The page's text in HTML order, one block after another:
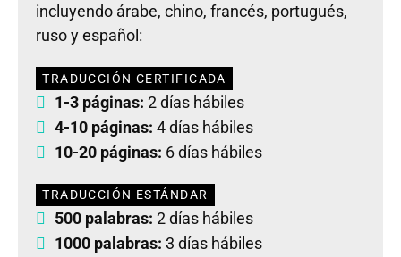
incluyendo árabe, chino, francés, portugués,
ruso y español:
TRADUCCIÓN CERTIFICADA
1-3 páginas: 2 días hábiles
4-10 páginas: 4 días hábiles
10-20 páginas: 6 días hábiles
TRADUCCIÓN ESTÁNDAR
500 palabras: 2 días hábiles
1000 palabras: 3 días hábiles